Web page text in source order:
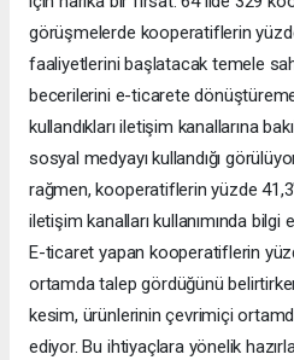
görüşmelerde kooperatiflerin
faaliyetlerini başlatacak temele
becerilerini e-ticarete
kullandıkları iletişim kanallarına
sosyal medyayı kullandığı
rağmen, kooperatiflerin yüzde
iletişim kanalları kullanımında bilgi
E-ticaret yapan kooperatiflerin
ortamda talep gördüğünü
kesim, ürünlerinin çevrimiçi
ediyor. Bu ihtiyaçlara yönelik